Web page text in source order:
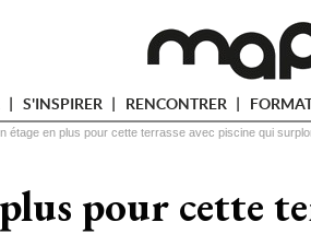
S'INSPIRER RENCONTRER
étage en plus pour cette terrasse avec piscine qui
pour cette